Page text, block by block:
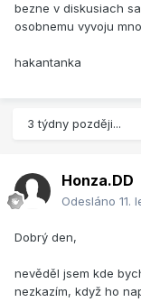
bezne v diskusiach
osobnemu vyvoju
hakantanka
3 týdny později...
Honza.DD
Odesláno 11.
Dobrý den,
nevěděl jsem kde
nezkazím, když ho